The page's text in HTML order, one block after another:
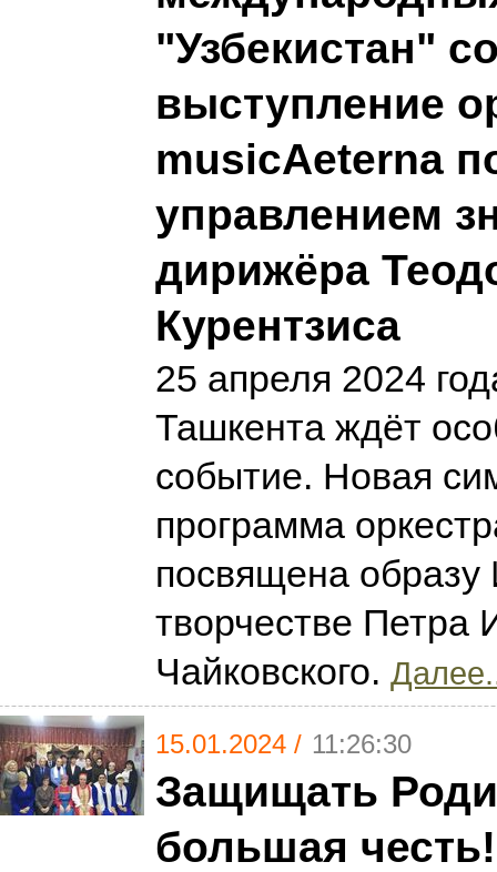
"Узбекистан"
выступление
musicAeterna
управлением
дирижёра
Курентзиса
25 апреля 2024
Ташкента ждёт
событие. Новая
программа
посвящена образу
творчестве Петра
Чайковского.
15.01.2024 / 11:26:30
Защищать
большая честь!